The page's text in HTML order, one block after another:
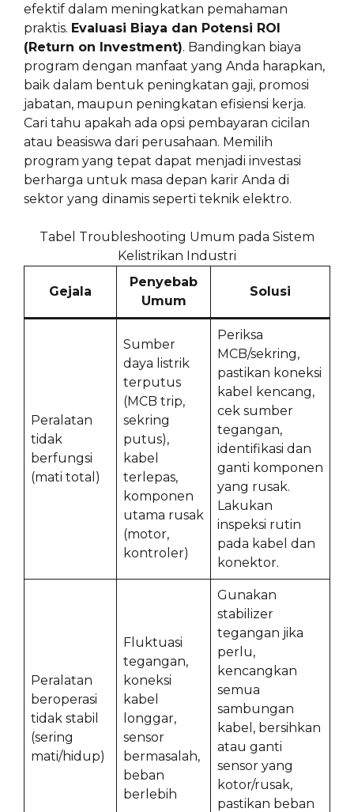
efektif dalam meningkatkan pemahaman
praktis. Evaluasi Biaya dan Potensi ROI
(Return on Investment). Bandingkan biaya
program dengan manfaat yang Anda harapkan,
baik dalam bentuk peningkatan gaji, promosi
jabatan, maupun peningkatan efisiensi kerja.
Cari tahu apakah ada opsi pembayaran cicilan
atau beasiswa dari perusahaan. Memilih
program yang tepat dapat menjadi investasi
berharga untuk masa depan karir Anda di
sektor yang dinamis seperti teknik elektro.
Tabel Troubleshooting Umum pada Sistem
Kelistrikan Industri
Gejala
Penyebab
Umum
Solusi
Peralatan
tidak
berfungsi
(mati total)
Sumber
daya listrik
terputus
(MCB trip,
sekring
putus),
kabel
terlepas,
komponen
utama rusak
(motor,
kontroler)
Periksa
MCB/sekring,
pastikan koneksi
kabel kencang,
cek sumber
tegangan,
identifikasi dan
ganti komponen
yang rusak.
Lakukan
inspeksi rutin
pada kabel dan
konektor.
Peralatan
beroperasi
tidak stabil
(sering
mati/hidup)
Fluktuasi
tegangan,
koneksi
kabel
longgar,
sensor
bermasalah,
beban
berlebih
Gunakan
stabilizer
tegangan jika
perlu,
kencangkan
semua
sambungan
kabel, bersihkan
atau ganti
sensor yang
kotor/rusak,
pastikan beban